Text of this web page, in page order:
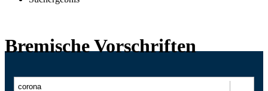
Bremische Vorschriften